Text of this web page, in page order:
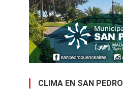
CLIMA EN SAN PEDRO